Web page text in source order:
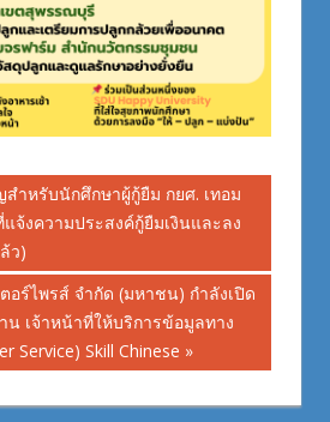
ำหรับนักศึกษาผู้กู้ยืม กยศ. เทอม
จ้งความประสงค์กู้ยืมเงินและลง
ว)
อร์ไพรส์ จำกัด (มหาชน) กำลังเปิด
น เจ้าหน้าที่ให้บริการข้อมูลทาง
Service) Skill Chinese